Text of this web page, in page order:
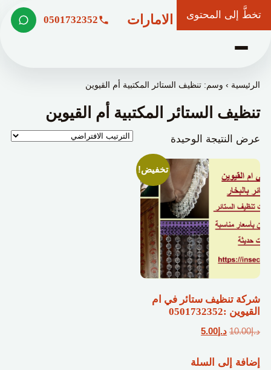
تخطَّ إلى المحتوى
شركة وعد الامارات 0501732352
الرئيسية ›وسم: تنظيف الستائر المكتبية أم القيوين
تنظيف الستائر المكتبية أم القيوين
عرض النتيجة الوحيدة
تخفيض!
شركة تنظيف ستائر في ام
القيوين :0501732352
د.إ10.00 السعر
هو:
د.إ 5.00السعر
هو:
إضافة إلى السلة